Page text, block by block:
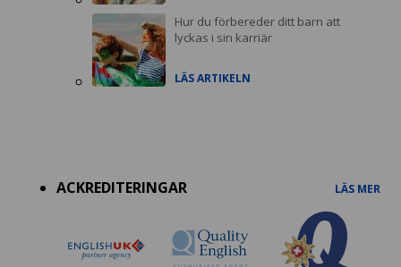
Hur du förbereder ditt barn att
lyckas i sin karriär
LÄS ARTIKELN
ACKREDITERINGAR
LÄS MER